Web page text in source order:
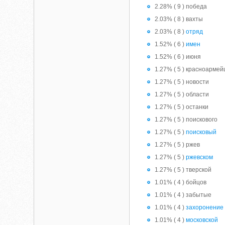
2.28% ( 9 ) победа
2.03% ( 8 ) вахты
2.03% ( 8 )отряд
1.52% ( 6 )имен
1.52% ( 6 ) июня
1.27% ( 5 )
1.27% ( 5 ) новости
1.27% ( 5 ) области
1.27% ( 5 ) останки
1.27% ( 5 ) поискового
1.27% ( 5 )поисковый
1.27% ( 5 ) ржев
1.27% ( 5 )ржевском
1.27% ( 5 ) тверской
1.01% ( 4 ) бойцов
1.01% ( 4 ) забытые
1.01% ( 4 )захоронение
1.01% ( 4 )московской